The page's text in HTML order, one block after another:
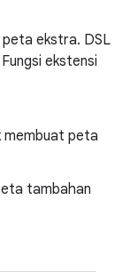
peta ekstra. DSL
Fungsi ekstensi
membuat peta
tambahan